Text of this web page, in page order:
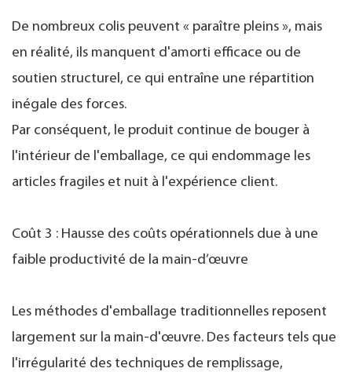
De nombreux colis peuvent « paraître pleins », mais
en réalité, ils manquent d'amorti efficace ou de
soutien structurel, ce qui entraîne une répartition
inégale des forces.
Par conséquent, le produit continue de bouger à
l'intérieur de l'emballage, ce qui endommage les
articles fragiles et nuit à l'expérience client.
Coût 3 : Hausse des coûts opérationnels due à une
faible productivité de la main-d’œuvre
Les méthodes d'emballage traditionnelles reposent
largement sur la main-d'œuvre. Des facteurs tels que
l'irrégularité des techniques de remplissage,